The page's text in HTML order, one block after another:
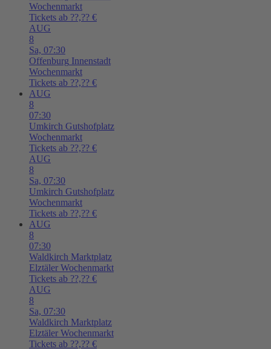
Wochenmarkt
Tickets ab ??,?? €
AUG
8
Sa, 07:30
Offenburg Innenstadt
Wochenmarkt
Tickets ab ??,?? €
AUG
8
07:30
Umkirch Gutshofplatz
Wochenmarkt
Tickets ab ??,?? €
AUG
8
Sa, 07:30
Umkirch Gutshofplatz
Wochenmarkt
Tickets ab ??,?? €
AUG
8
07:30
Waldkirch Marktplatz
Elztäler Wochenmarkt
Tickets ab ??,?? €
AUG
8
Sa, 07:30
Waldkirch Marktplatz
Elztäler Wochenmarkt
Tickets ab ??,?? €